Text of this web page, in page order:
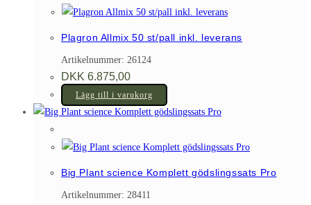
Plagron Allmix 50 st/pall inkl. leverans
Artikelnummer: 26124
DKK 6.875,00
Lägg till i varukorg
Big Plant science Komplett gödslingssats Pro
Artikelnummer: 28411